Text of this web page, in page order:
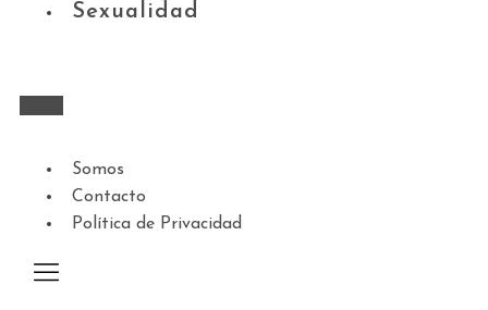
Sexualidad
Somos
Contacto
Política de Privacidad